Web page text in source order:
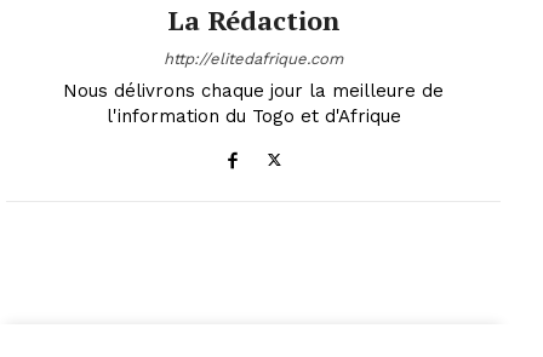
La Rédaction
http://elitedafrique.com
Nous délivrons chaque jour la meilleure de
l'information du Togo et d'Afrique